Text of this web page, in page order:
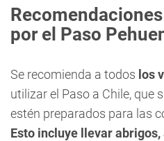
por el Paso
Se recomienda a todos los
utilizar el Paso a Chile, que
estén preparados para las
Esto incluye llevar